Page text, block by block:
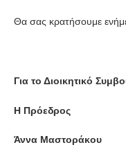
Θα σας κρατήσουμε
Για το Διοικητικό
Η Πρόεδρος Ο
Άννα Μαστοράκου